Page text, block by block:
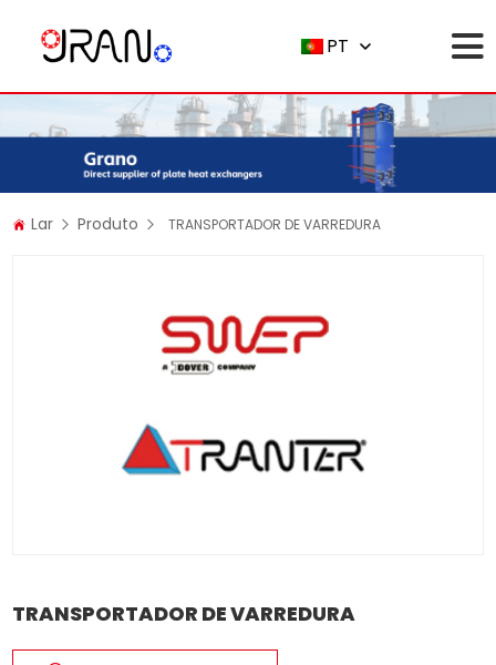
PT
Lar Produto TRANSPORTADOR DE VARREDURA
TRANSPORTADOR DE VARREDURA